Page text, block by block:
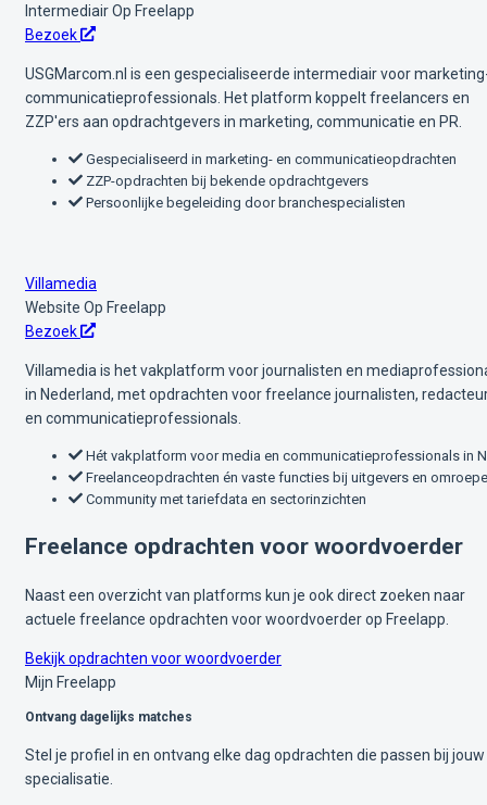
IntermediairOp Freelapp
Bezoek
USGMarcom.nl is een gespecialiseerde intermediair voor
communicatieprofessionals. Het platform koppelt freelancers en
ZZP'ers aan opdrachtgevers in marketing, communicatie en PR.
Gespecialiseerd in marketing- en communicatieopdrachten
ZZP-opdrachten bij bekende opdrachtgevers
Persoonlijke begeleiding door branchespecialisten
Villamedia
Website Op Freelapp
Bezoek
Villamedia is het vakplatform voor journalisten en
in Nederland, met opdrachten voor freelance journalisten,
en communicatieprofessionals.
Hét vakplatform voor media en communicatieprofessionals in
Freelanceopdrachten én vaste functies bij uitgevers en
Community met tariefdata en sectorinzichten
Freelance opdrachten voor woordvoerder
Naast een overzicht van platforms kun je ook direct zoeken naar
actuele freelance opdrachten voor woordvoerder op Freelapp.
Bekijk opdrachten voor woordvoerder
Mijn Freelapp
Ontvang dagelijks matches
Stel je profiel in en ontvang elke dag opdrachten die passen bij jouw
specialisatie.